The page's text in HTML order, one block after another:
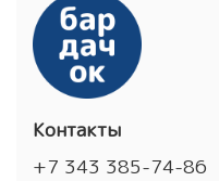
Контакты
+7 343 385-74-86